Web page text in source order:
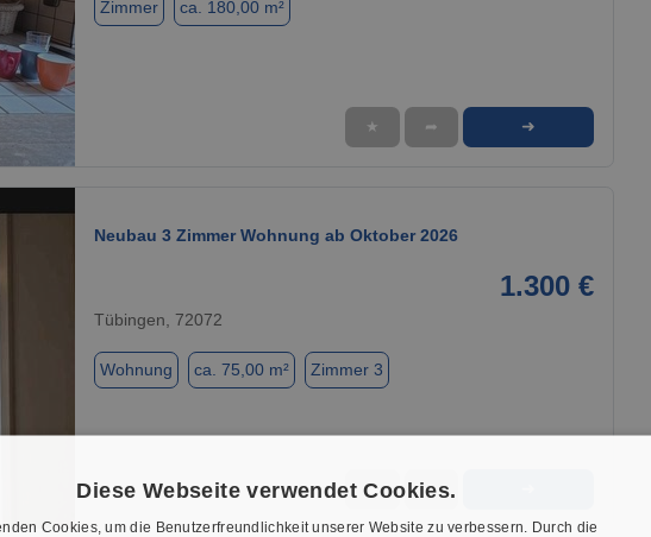
1 / 18
Zimmer ca. 180,00 m²
★ ➦ ➜
Neubau 3 Zimmer Wohnung ab Oktober 2026
1.300 €
Tübingen, 72072
Wohnung ca. 75,00 m² Zimmer 3
★ ➦
Diese Webseite verwendet Cookies.
Cookies, um die Benutzerfreundlichkeit unserer Website zu verbessern. Durch die